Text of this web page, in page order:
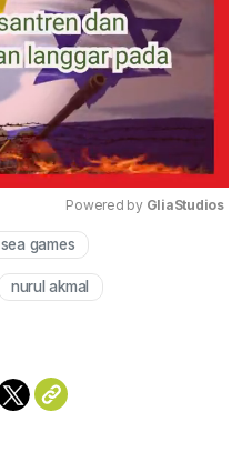
Powered by GliaStudios
sea games
nurul akmal